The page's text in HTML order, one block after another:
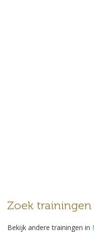
Zoek trainingen
Bekijk andere trainingen in